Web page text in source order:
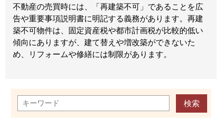
不動産の売買時には、「再建築不可」であることを広
告や重要事項説明書に明記する義務があります。再建
築不可物件は、固定資産税や都市計画税が比較的低い
傾向にありますが、建て替えや増改築ができないた
め、リフォームや修繕には制限があります。